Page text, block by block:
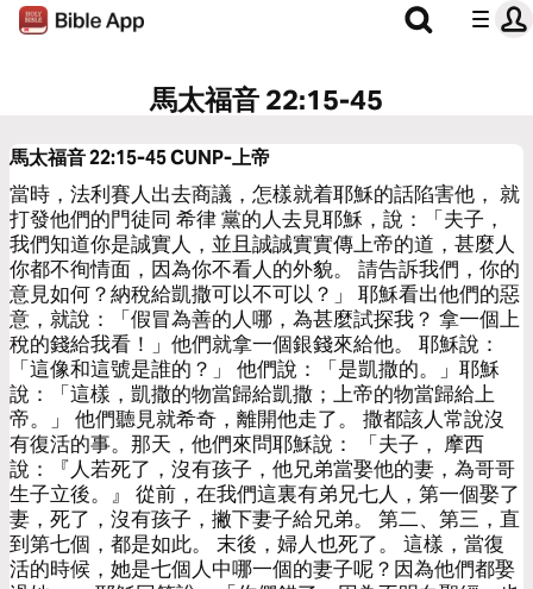
馬太福音 22:15-45
馬太福音 22:15-45CUNP-上帝
當時，法利賽人出去商議，怎樣就着耶穌的話陷害他， 就
打發他們的門徒同 希律 黨的人去見耶穌，說：「夫子，
我們知道你是誠實人，並且誠誠實實傳上帝的道，甚麼人
你都不徇情面，因為你不看人的外貌。 請告訴我們，你的
意見如何？納稅給凱撒可以不可以？」 耶穌看出他們的惡
意，就說：「假冒為善的人哪，為甚麼試探我？ 拿一個上
稅的錢給我看！」他們就拿一個銀錢來給他。 耶穌說：
「這像和這號是誰的？」 他們說：「是凱撒的。」耶穌
說：「這樣，凱撒的物當歸給凱撒；上帝的物當歸給上
帝。」 他們聽見就希奇，離開他走了。 撒都該人常說沒
有復活的事。那天，他們來問耶穌說： 「夫子， 摩西
說：『人若死了，沒有孩子，他兄弟當娶他的妻，為哥哥
生子立後。』 從前，在我們這裏有弟兄七人，第一個娶了
妻，死了，沒有孩子，撇下妻子給兄弟。 第二、第三，直
到第七個，都是如此。 末後，婦人也死了。 這樣，當復
活的時候，她是七個人中哪一個的妻子呢？因為他們都娶